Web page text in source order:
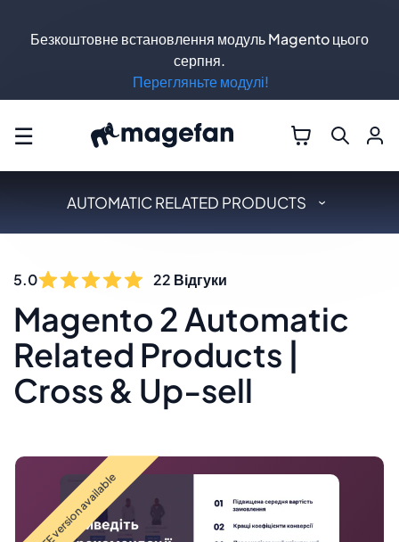
☰
AUTOMATIC RELATED PRODUCTS
Magento 2 Automatic
Related Products |
Cross & Up-sell
5.0 22 Відгуки
FREE version available
Безкоштовне встановлення модуль Magento цього
серпня.
Перегляньте модулі!